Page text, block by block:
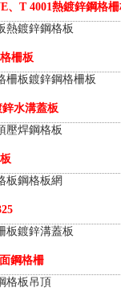
、T 4001熱鍍鋅鋼格
熱鍍鋅鋼格板
柵板
柵板鍍鋅鋼格柵板
水溝蓋板
壓焊鋼格板
板鋼格板網
板鍍鋅溝蓋板
鋼格柵
格板吊頂